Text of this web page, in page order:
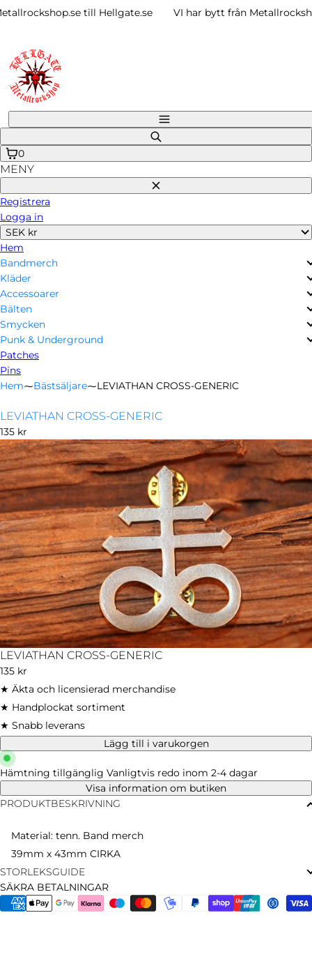
Gå
innehåll
till Hellgate.se VI har bytt från
på
0
MENY
Stäng
Registrera
Logga in
SEK kr
Hem
Bandmerch
Kläder
Accessoarer
Bälten
Smycken
Punk & Underground
Patches
Pins
Hem⁓Bästsäljare⁓LEVIATHAN CROSS-GENERIC
LEVIATHAN CROSS-GENERIC
Ordinarie
pris
135 kr
Öppna
media
i
modal
LEVIATHAN CROSS-GENERIC
Ordinarie
pris
135 kr
★ Äkta och licensierad merchandise
★ Handplockat sortiment
★ Snabb leverans
Lägg till i varukorgen
Hämtning tillgänglig Vanligtvis redo inom 2-4 dagar
Visa information om butiken
PRODUKTBESKRIVNING
Material: tenn. Band merch
39mm x 43mm CIRKA
STORLEKSGUIDE
SÄKRA BETALNINGAR